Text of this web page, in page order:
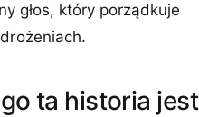
głos, który porządkuje
ta historia jest